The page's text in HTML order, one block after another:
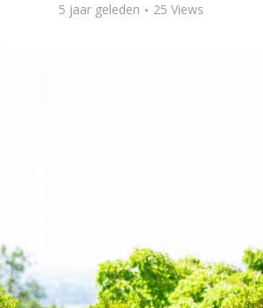
5 jaar geleden 25 Views